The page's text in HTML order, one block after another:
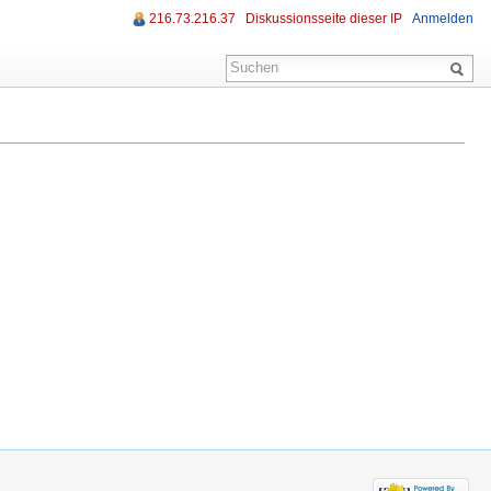
216.73.216.37 Diskussionsseite dieser IP Anmelden